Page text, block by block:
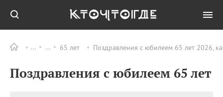
65 лет Поздравления с юбилеем 65 лет 2026,
Поздравления с юбилеем 65 лет
ПРАЗДНИКИ Все
09.08 День памяти
великомученика и